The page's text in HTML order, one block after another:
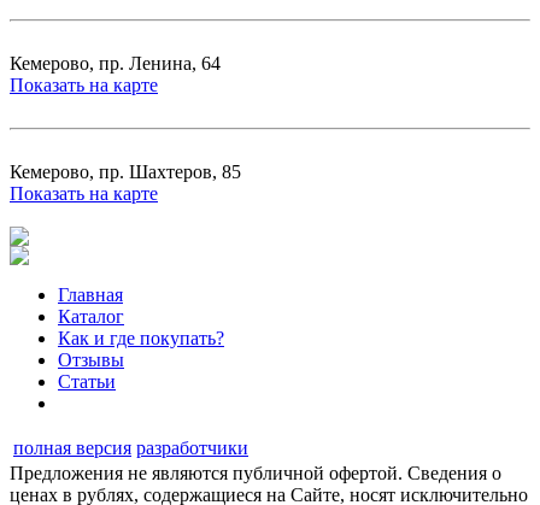
Кемерово, пр. Ленина, 64
Показать на карте
Кемерово, пр. Шахтеров, 85
Показать на карте
Главная
Каталог
Как и где покупать?
Отзывы
Статьи
полная версия разработчики
Предложения не являются публичной офертой. Сведения о
ценах в рублях, содержащиеся на Сайте, носят исключительно